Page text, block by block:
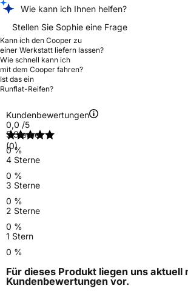
Wie kann ich Ihnen helfen?
Stellen Sie Sophie eine Frage
Kann ich den Cooper zu
einer Werkstatt liefern lassen?
Wie schnell kann ich
mit dem Cooper fahren?
Ist das ein
Runflat-Reifen?
Kundenbewertungen
0,0 /5
(0)
5 Sterne
0 %
4 Sterne
0 %
3 Sterne
0 %
2 Sterne
0 %
1 Stern
0 %
Für dieses Produkt liegen uns aktuell
Kundenbewertungen vor.